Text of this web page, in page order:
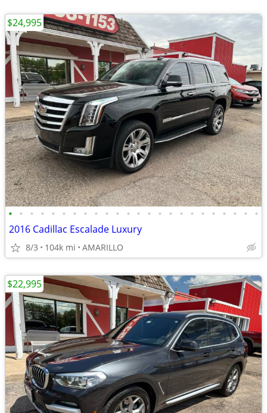
• • • • • • • • • • • • • • • • • • • • • • • •
2016 Cadillac Escalade Luxury
8/3 104k mi AMARILLO
$24,995
$22,995